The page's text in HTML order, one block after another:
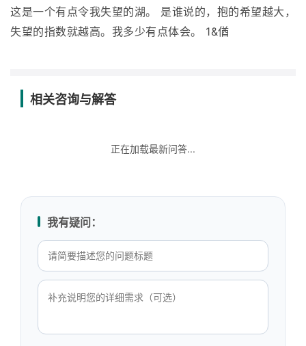
这是一个有点令我失望的湖。 是谁说的，抱的希望越大，
失望的指数就越高。我多少有点体会。 1&偤
相关咨询与解答
正在加载最新问答...
我有疑问：